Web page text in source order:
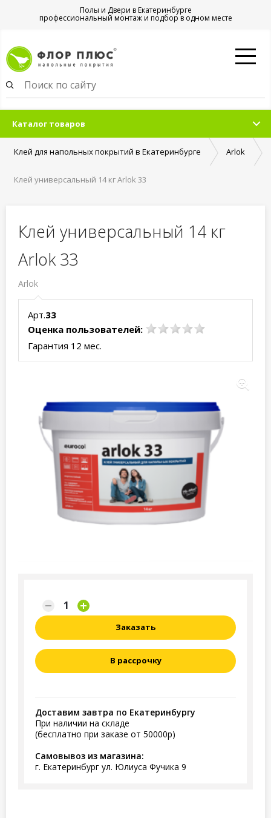
Полы и Двери в Екатеринбурге
профессиональный монтаж и подбор в одном месте
Каталог товаров
Клей для напольных покрытий в Екатеринбурге Arlok
Клей универсальный 14 кг Arlok 33
Клей универсальный 14 кг
Arlok 33
Arlok
Арт.33
Оценка пользователей:
Гарантия 12 мес.
Заказать
В рассрочку
Доставим завтра по Екатеринбургу
При наличии на складе
(бесплатно при заказе от 50000р)
Самовывоз из магазина:
г. Екатеринбург ул. Юлиуса Фучика 9